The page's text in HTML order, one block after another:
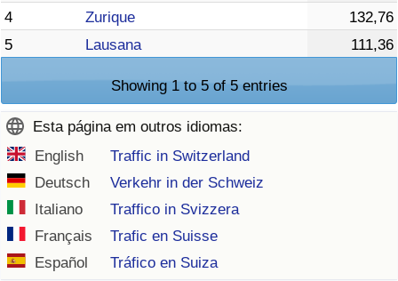
4
Zurique
132,76
5
Lausana 111,36
Showing 1 to 5 of 5 entries
Esta página em outros idiomas:
English
Traffic in Switzerland
Deutsch
Verkehr in der Schweiz
Italiano
Traffico in Svizzera
Français
Trafic en Suisse
Español
Tráfico en Suiza